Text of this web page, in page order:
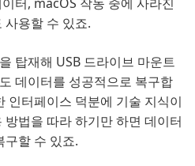
사용할 수 있죠.
탑재해 USB 드라이브 마운트
데이터를 성공적으로 복구합
인터페이스 덕분에 기술 지식이
법을 따라 하기만 하면 데이터
구할 수 있죠.